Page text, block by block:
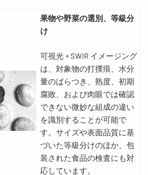
果物や野菜の選別、等級分
け
可視光 + SWIR イメージング
は、対象物の打撲痕、水分
量のばらつき、熟度、初期
腐敗、および肉眼では確認
できない微妙な組成の違い
を識別することが可能で
す。サイズや表面品質に基
づいた等級分けのほか、包
装された食品の検査にも対
応しています。